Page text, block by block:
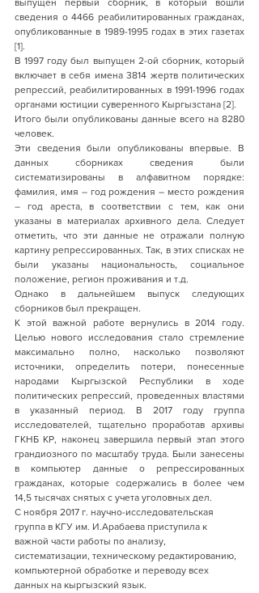
выпущен первый сборник, в который вошли
сведения о 4466 реабилитированных гражданах,
опубликованные в 1989-1995 годах в этих газетах
[1].
В 1997 году был выпущен 2-ой сборник, который
включает в себя имена 3814 жертв политических
репрессий, реабилитированных в 1991-1996 годах
органами юстиции суверенного Кыргызстана [2].
Итого были опубликованы данные всего на 8280
человек.
Эти сведения были опубликованы впервые. В
данных сборниках сведения были
систематизированы в алфавитном порядке:
фамилия, имя – год рождения – место рождения
– год ареста, в соответствии с тем, как они
указаны в материалах архивного дела. Следует
отметить, что эти данные не отражали полную
картину репрессированных. Так, в этих списках не
были указаны национальность, социальное
положение, регион проживания и т.д.
Однако в дальнейшем выпуск следующих
сборников был прекращен.
К этой важной работе вернулись в 2014 году.
Целью нового исследования стало стремление
максимально полно, насколько позволяют
источники, определить потери, понесенные
народами Кыргызской Республики в ходе
политических репрессий, проведенных властями
в указанный период. В 2017 году группа
исследователей, тщательно проработав архивы
ГКНБ КР, наконец завершила первый этап этого
грандиозного по масштабу труда. Были занесены
в компьютер данные о репрессированных
гражданах, которые содержались в более чем
14,5 тысячах снятых с учета уголовных дел.
С ноября 2017 г. научно-исследовательская
группа в КГУ им. И.Арабаева приступила к
важной части работы по анализу,
систематизации, техническому редактированию,
компьютерной обработке и переводу всех
данных на кыргызский язык.